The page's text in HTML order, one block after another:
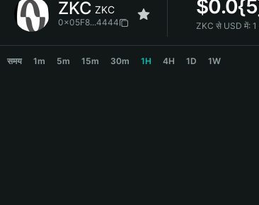
简体中文
繁體中文
Bahasa Indonesia
ZKC ZKC
0x05F8...4444
$
ZKC से USD में:
समय 1m 5m 15m 30m 1H 4H 1D 1W